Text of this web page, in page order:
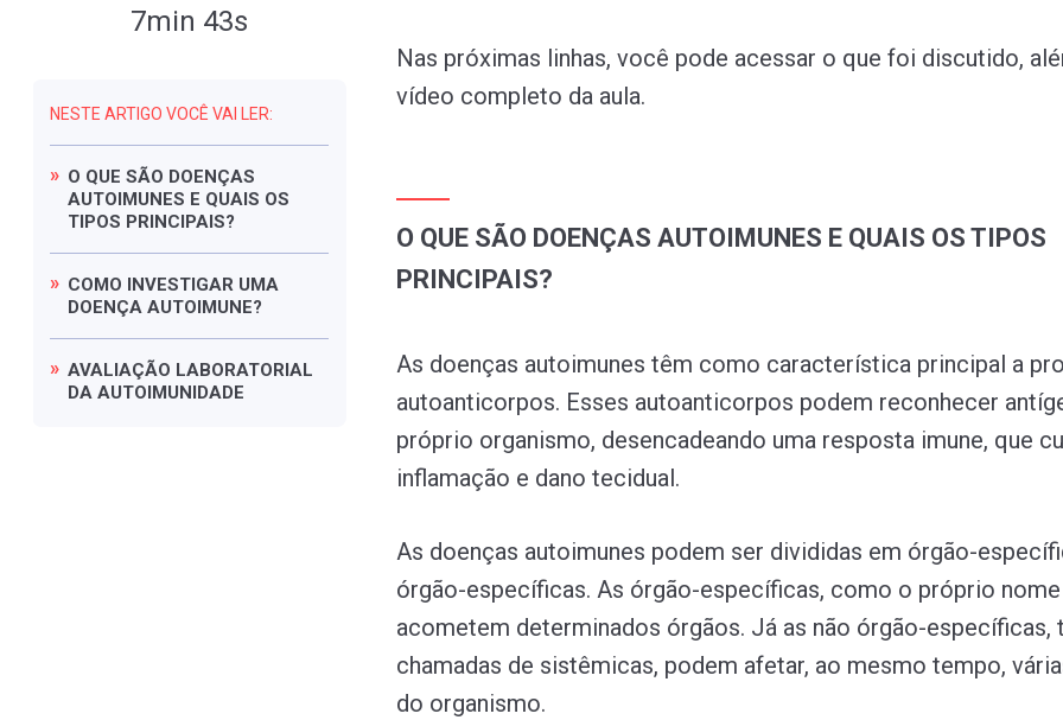
7min 43s
NESTE ARTIGO VOCÊ VAI LER:
O QUE SÃO DOENÇAS
AUTOIMUNES E QUAIS OS
TIPOS PRINCIPAIS?
COMO INVESTIGAR UMA
DOENÇA AUTOIMUNE?
AVALIAÇÃO LABORATORIAL
DA AUTOIMUNIDADE
Nas próximas linhas, você pode acessar o que foi discutido,
vídeo completo da aula.
O QUE SÃO DOENÇAS AUTOIMUNES E QUAIS OS TIPOS
PRINCIPAIS?
As doenças autoimunes têm como característica principal a
autoanticorpos. Esses autoanticorpos podem reconhecer
próprio organismo, desencadeando uma resposta imune, que
inflamação e dano tecidual.
As doenças autoimunes podem ser divididas em órgão-
órgão-específicas. As órgão-específicas, como o próprio
acometem determinados órgãos. Já as não órgão-específicas,
chamadas de sistêmicas, podem afetar, ao mesmo tempo,
do organismo.